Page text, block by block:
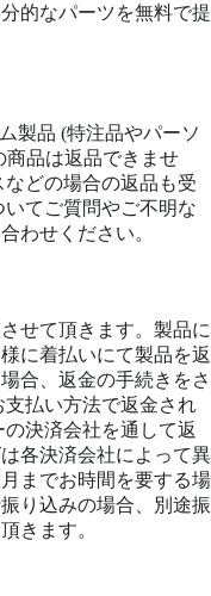
的なパーツを無料で提
製品 (特注品やパーソ
商品は返品できませ
どの場合の返品も受
てご質問やご不明な
わせください。
せて頂きます。製品に
に着払いにて製品を返
合、返金の手続きをさ
払い方法で返金され
決済会社を通して返
各決済会社によって異
までお時間を要する場
り込みの場合、別途振
きます。